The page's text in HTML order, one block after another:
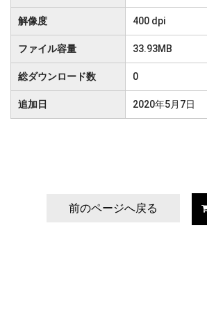
解像度 400 dpi
ファイル容量 33.93MB
総ダウンロード数 0
追加日 2020年5月7日
前のページへ戻る